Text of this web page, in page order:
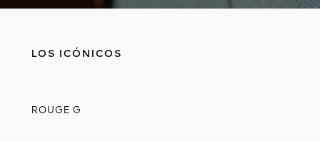
LOS ICÓNICOS
ROUGE G